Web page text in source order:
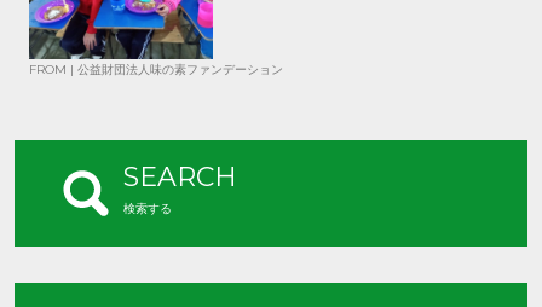
FROM | 公益財団法人味の素ファンデーション
SEARCH
検索する